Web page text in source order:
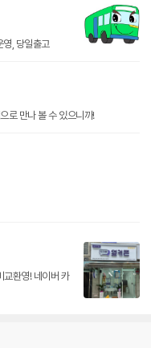
, 당일출고
로 만나 볼 수 있으니까!
환영! 네이버 카